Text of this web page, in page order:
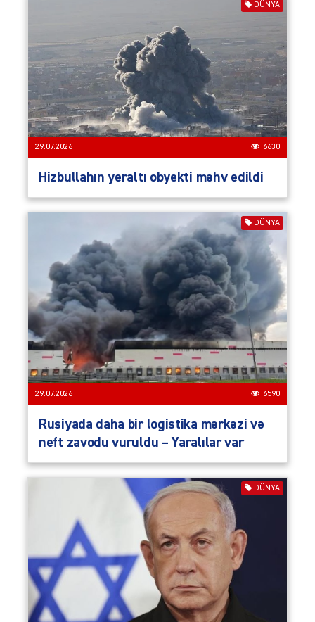
DÜNYA
29.07.2026 6630
Hizbullahın yeraltı obyekti məhv edildi
DÜNYA
29.07.2026 6590
Rusiyada daha bir logistika mərkəzi və
neft zavodu vuruldu – Yaralılar var
DÜNYA